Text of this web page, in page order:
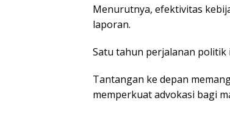
Menurutnya, efektivitas
laporan.
Satu tahun perjalanan politik
Tantangan ke depan
memperkuat advokasi bagi